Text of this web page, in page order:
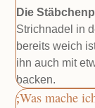
Die
Strichnadel in
bereits weich
ihn auch mit
backen.
Was mache